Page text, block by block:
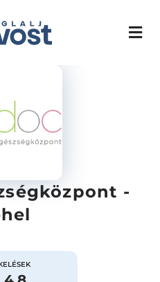
-